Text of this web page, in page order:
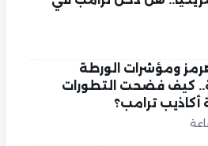
ومؤشرات الورطة
كيف فضحت التطورات
أكاذيب ترامب؟